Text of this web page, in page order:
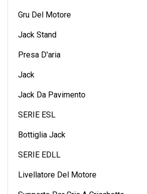
Gru Del Motore
Jack Stand
Presa D'aria
Jack
Jack Da Pavimento
SERIE ESL
Bottiglia Jack
SERIE EDLL
Livellatore Del Motore